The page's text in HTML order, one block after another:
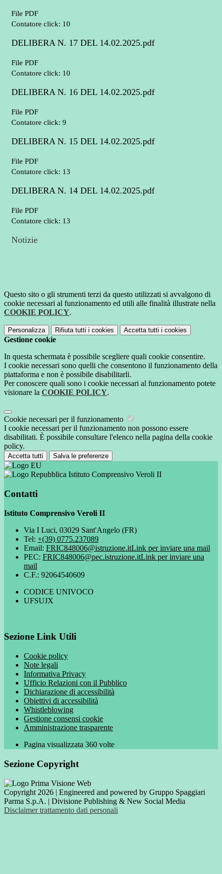
File PDF
Contatore click: 10
DELIBERA N. 17 DEL 14.02.2025.pdf
File PDF
Contatore click: 10
DELIBERA N. 16 DEL 14.02.2025.pdf
File PDF
Contatore click: 9
DELIBERA N. 15 DEL 14.02.2025.pdf
File PDF
Contatore click: 13
DELIBERA N. 14 DEL 14.02.2025.pdf
File PDF
Contatore click: 13
Notizie
Questo sito o gli strumenti terzi da questo utilizzati si avvalgono di
cookie necessari al funzionamento ed utili alle finalità illustrate nella
COOKIE POLICY.
Personalizza Rifiuta tutti i cookies Accetta tutti i cookies
Gestione cookie
In questa schermata è possibile scegliere quali cookie consentire.
I cookie necessari sono quelli che consentono il funzionamento della
piattaforma e non è possibile disabilitarli.
Per conoscere quali sono i cookie necessari al funzionamento potete
visionare la COOKIE POLICY.
Cookie necessari per il funzionamento
I cookie necessari per il funzionamento non possono essere
disabilitati. È possibile consultare l'elenco nella pagina della cookie
policy.
Accetta tutti Salva le preferenze
Istituto Comprensivo Veroli II
Contatti
Istituto Comprensivo Veroli II
Via I Luci, 03029 Sant'Angelo (FR)
Tel: +(39) 0775.237089
Email: FRIC848006@istruzione.itLink per inviare una mail
PEC: FRIC848006@pec.istruzione.itLink per inviare una
mail
C.F.: 92064540609
CODICE UNIVOCO
UFSUJX
Sezione Link Utili
Cookie policy
Note legali
Informativa Privacy
Ufficio Relazioni con il Pubblico
Dichiarazione di accessibilità
Obiettivi di accessibilità
Whistleblowing
Gestione consensi cookie
Amministrazione trasparente
Pagina visualizzata 360 volte
Sezione Copyright
Copyright 2026 | Engineered and powered by Gruppo Spaggiari
Parma S.p.A. | Divisione Publishing & New Social Media
Disclaimer trattamento dati personali